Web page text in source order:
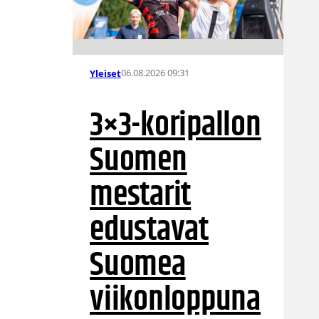
Yleiset06.08.2026 09:31
3×3-koripallon
Suomen
mestarit
edustavat
Suomea
viikonloppuna